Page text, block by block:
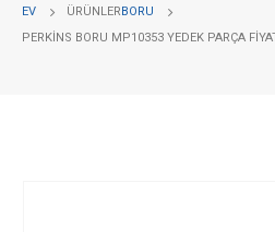
EV ÜRÜNLERBORU
PERKINS BORU MP10353 YEDEK PARÇA